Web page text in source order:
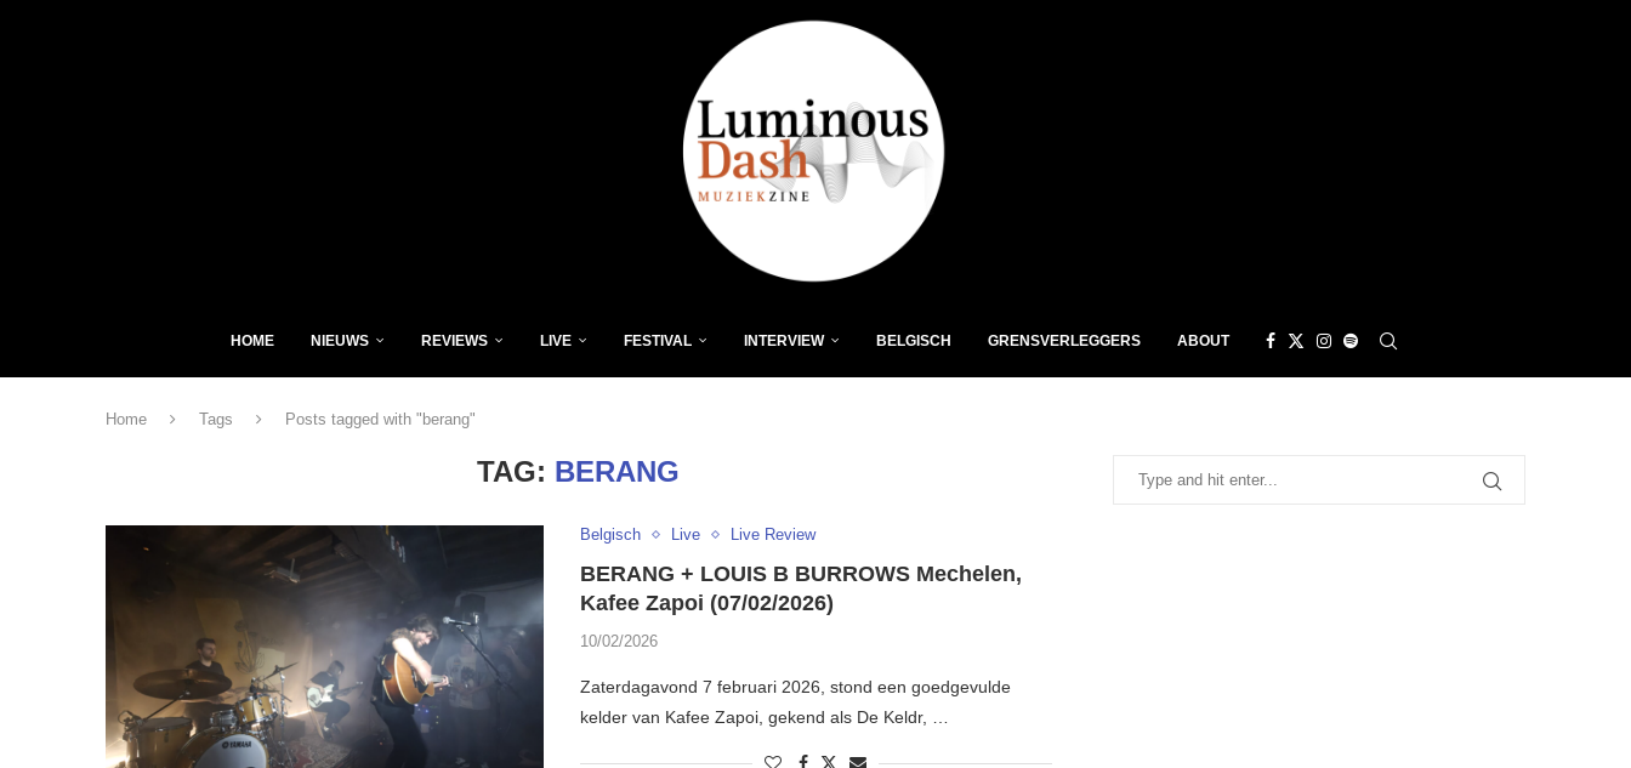
HOME NIEUWS REVIEWS LIVE FESTIVAL INTERVIEW BELGISCH GRENSVERLEGGERS ABOUT
Home Tags Posts tagged with "berang"
TAG: BERANG
Belgisch Live Live Review
BERANG + LOUIS B BURROWS Mechelen,
Kafee Zapoi (07/02/2026)
10/02/2026
Zaterdagavond 7 februari 2026, stond een goedgevulde
kelder van Kafee Zapoi, gekend als De Keldr, …